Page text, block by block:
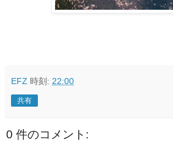
EFZ 時刻: 22:00
共有
0 件のコメント: